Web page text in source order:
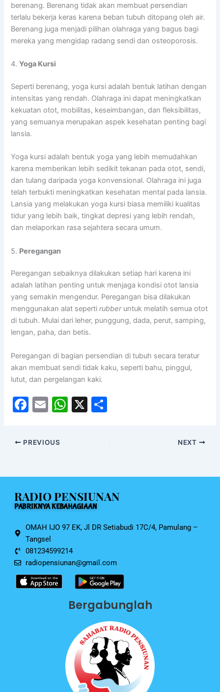
berenang. Berenang tidak akan membuat persendian
terlalu bekerja keras karena beban tubuh ditopang oleh air.
Berenang juga menjadi pilihan olahraga yang bagus bagi
mereka yang mengidap radang sendi dan osteoporosis.
4.Yoga Kursi
Seperti berenang, yoga kursi adalah bentuk latihan dengan
intensitas yang rendah. Olahraga ini dapat meningkatkan
kekuatan otot, mobilitas, keseimbangan, dan fleksibilitas,
yang semuanya merupakan aspek kesehatan penting bagi
lansia.
Yoga kursi adalah bentuk yoga yang lebih memudahkan
karena memberikan lebih sedikit tekanan pada otot, sendi,
dan tulang daripada yoga konvensional. Olahraga ini juga
telah terbukti meningkatkan kesehatan mental pada lansia.
Lansia yang melakukan yoga kursi biasa memiliki kualitas
tidur yang lebih baik, tingkat depresi yang lebih rendah,
dan melaporkan rasa sejahtera secara umum.
5. Peregangan
Peregangan sebaiknya dilakukan setiap hari karena ini
adalah latihan penting untuk menjaga kondisi otot lansia
yang semakin mengendur. Peregangan bisa dilakukan
menggunakan alat sepertirubber untuk melatih semua otot
di tubuh. Mulai dari leher, punggung, dada, perut, samping,
lengan, paha, dan betis.
Peregangan di bagian persendian di tubuh secara teratur
akan membuat sendi tidak kaku, seperti bahu, pinggul,
lutut, dan pergelangan kaki.
F
c
e
o
o
k
E
ai
l
W
p
p
X
PREVIOUS NEXT
RADIO PENSIUNAN
PABRIKNYA KEBAHAGIAAN
OMAH IJO 97 EK, Jl DR Setiabudi 17C/4, Pamulang –
Tangsel
081234599214
radiopensiunan@gmail.com
Bergabunglah